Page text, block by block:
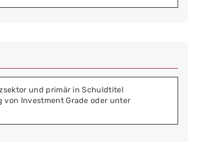
und primär in Schuldtitel
Investment Grade oder unter